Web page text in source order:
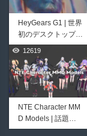
HeyGears G1 | 世界
初のデスクトップ型
フルカラー3D＆UV
統合型プリンターが
登場！
518
Unityエフェクトレ
シピブック パーツ
を組み合わせて作れ
12619
NTE Character MM
D Models | 話題の
ゲーム『NTE（Nev